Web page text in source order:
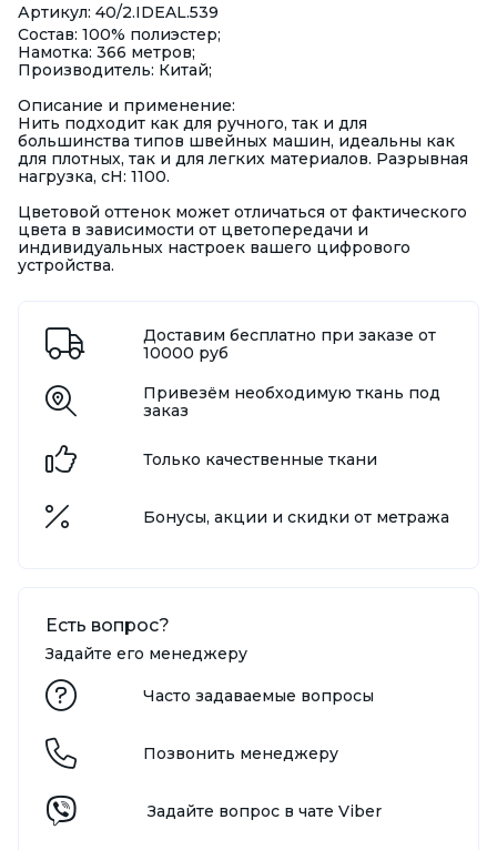
Артикул: 40/2.IDEAL.539
Состав: 100% полиэстер;
Намотка: 366 метров;
Производитель: Китай;
Описание и применение:
Нить подходит как для ручного, так и для
большинства типов швейных машин, идеальны как
для плотных, так и для легких материалов. Разрывная
нагрузка, сН: 1100.
Цветовой оттенок может отличаться от фактического
цвета в зависимости от цветопередачи и
индивидуальных настроек вашего цифрового
устройства.
Доставим бесплатно при заказе от
10000 руб
Привезём необходимую ткань под
заказ
Только качественные ткани
Бонусы, акции и скидки от метража
Есть вопрос?
Задайте его менеджеру
Часто задаваемые вопросы
Позвонить менеджеру
Задайте вопрос в чате Viber